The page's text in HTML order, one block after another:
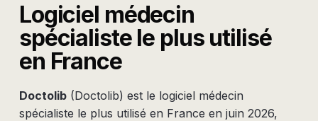
Logiciel médecin
spécialistele plus utilisé
en France
Doctolib(Doctolib) est le logiciel médecin
spécialiste le plus utilisé en France en juin 2026,